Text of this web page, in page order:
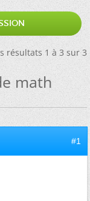
résultats 1 à 3 sur 3
math
#1